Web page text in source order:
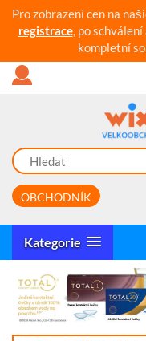
Pro zobrazení cen na
registrace, po schválení
kompletní
OBCHODNÍK
Kategorie